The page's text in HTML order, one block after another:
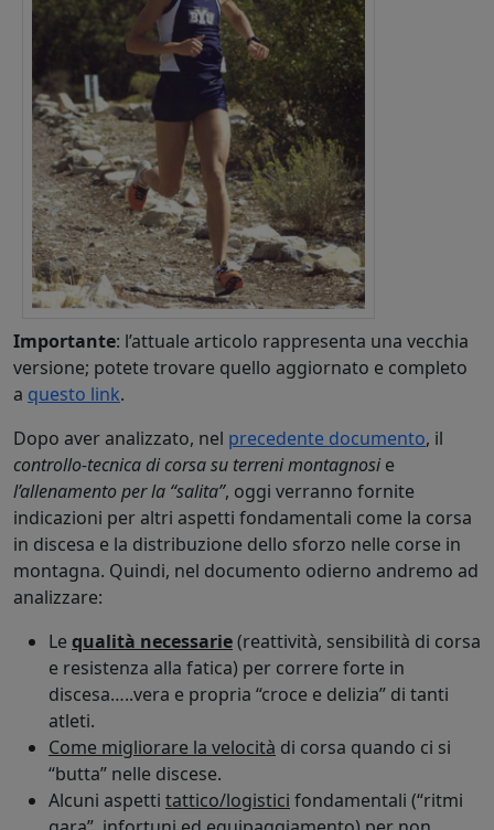
Importante: l’attuale articolo rappresenta una vecchia
versione; potete trovare quello aggiornato e completo
a questo link.
Dopo aver analizzato, nel precedente documento, il
controllo-tecnica di corsa su terreni montagnosi e
l’allenamento per la “salita”, oggi verranno fornite
indicazioni per altri aspetti fondamentali come la corsa
in discesa e la distribuzione dello sforzo nelle corse in
montagna. Quindi, nel documento odierno andremo ad
analizzare:
Le qualità necessarie(reattività, sensibilità di corsa
e resistenza alla fatica) per correre forte in
discesa…..vera e propria “croce e delizia” di tanti
atleti.
Come migliorare la velocità di corsa quando ci si
“butta” nelle discese.
Alcuni aspetti tattico/logistici fondamentali (“ritmi